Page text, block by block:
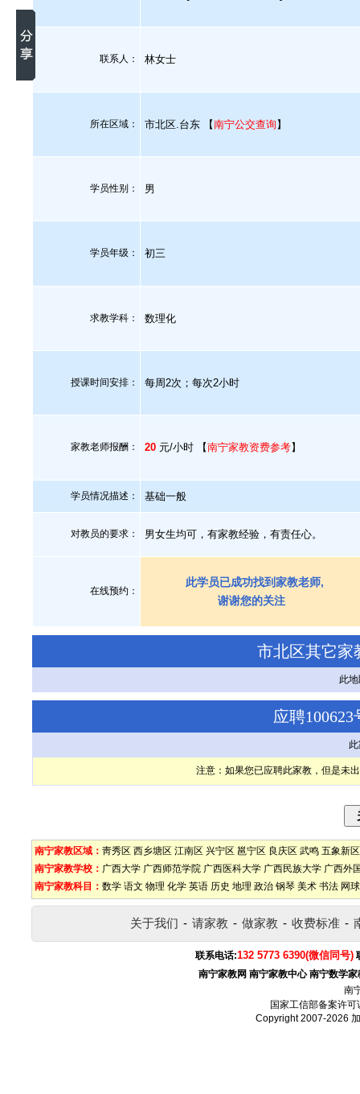
联系人： 林女士
所在区域： 市北区.台东 【南宁公交查询 】
学员性别： 男
学员年级： 初三
求教学科： 数理化
授课时间安排： 每周2次；每次2小时
家教老师报酬： 20 元/小时 【南宁家教资费参考】
学员情况描述： 基础一般
对教员的要求： 男女生均可，有家教经验，有责任心。
在线预约：
此学员已成功找到家教老师,
谢谢您的关注
市北区其它家
此
应聘
注意：如果您已应聘此家教，但是未
南宁家教区域： 靑秀区 西乡塘区 江南区 兴宁区 邕宁区 良庆区 武鸣 五象新区
南宁家教学校： 广西大学 广西师范学院 广西医科大学 广西民族大学 广西外
南宁家教科目： 数学 语文 物理 化学 英语 历史 地理 政治 钢琴 美术 书法 网球
关于我们 - 请家教 - 做家教 - 收费标准 -
联系电话:132 5773 6390(微信同号)
南宁家教网 南宁家教中心 南宁数学家
南
国家工信部备案许可
Copyright 2007-2026